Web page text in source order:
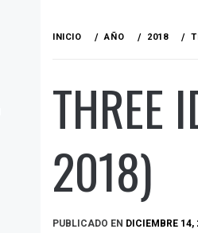
INICIO AÑO 2018
THREE
2018)
PUBLICADO EN DICIEMBRE 14,